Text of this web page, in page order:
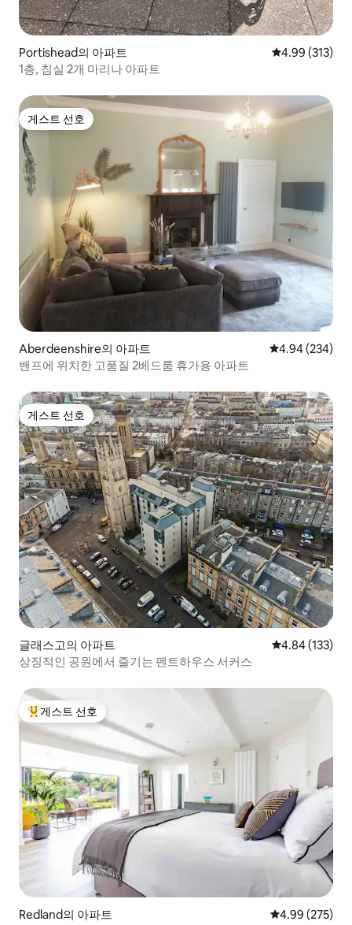
Portishead의 아파트 평점 4.99점(5
4.99 (313)
1층, 침실 2개 마리나 아파트
게스트 선호
게스트 선호
Aberdeenshire의 아파트 평점 4.94점(5
4.94 (234)
밴프에 위치한 고품질 2베드룸 휴가용 아파트
게스트 선호
게스트 선호
글래스고의 아파트 평점 4.84점(5
4.84 (133)
상징적인 공원에서 즐기는 펜트하우스 서커스
상위 게스트 선호
게스트 선호
Redland의 아파트 평점 4.99점(5
4.99 (275)